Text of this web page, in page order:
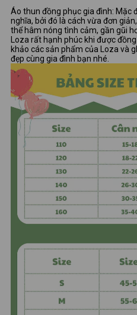
Áo thun đồng phục gia đình: Mặc
nghĩa, bởi đó là cách vừa đơn
thể hâm nóng tình cảm, gần gũi
Loza rất hạnh phúc khi được
khảo các sản phẩm của Loza và
đẹp cùng gia đình bạn nhé.